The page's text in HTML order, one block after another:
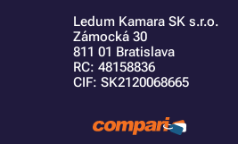
Ledum Kamara SK s.r.o.
Zámocká 30
811 01 Bratislava
RC: 48158836
CIF: SK2120068665